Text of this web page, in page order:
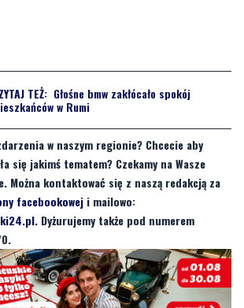
TEŻ: Głośne bmw zakłócało spokój
w Rumi
w naszym regionie? Chcecie aby
się jakimś tematem? Czekamy na Wasze
Można kontaktować się z naszą redakcją za
facebookowej i mailowo:
. Dyżurujemy także pod numerem